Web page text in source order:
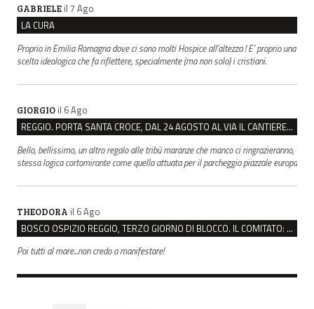
GABRIELE il 7 Ago
LA CURA
Proprio in Emilia Romagna dove ci sono molti Hospice all’altezza ! E’ proprio una
scelta ideologica che fa riflettere, specialmente (ma non solo) i cristiani.
GIORGIO il 6 Ago
REGGIO. PORTA SANTA CROCE, DAL 24 AGOSTO AL VIA IL CANTIERE PER IL NUOVO COLLETTORE FOGNARIO
Bello, bellissimo, un altro regalo alle tribù maranze che manco ci ringrazieranno,
stessa logica cortomirante come quella attuata per il parcheggio piazzale europa
THEODORA il 6 Ago
BOSCO OSPIZIO REGGIO, TERZO GIORNO DI BLOCCO. IL COMITATO: “PRESIDIO FINO A VENERDÌ”
Poi tutti al mare...non credo a manifestare!